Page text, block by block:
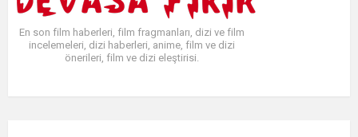
En son film haberleri, film fragmanları, dizi ve film
incelemeleri, dizi haberleri, anime, film ve dizi
önerileri, film ve dizi eleştirisi.